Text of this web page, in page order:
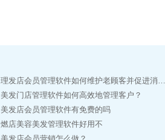
理发店会员管理软件如何维护老顾客并促进消费？
美发门店管理软件如何高效地管理客户？
美发店会员管理软件有免费的吗
燃店美容美发管理软件好用不